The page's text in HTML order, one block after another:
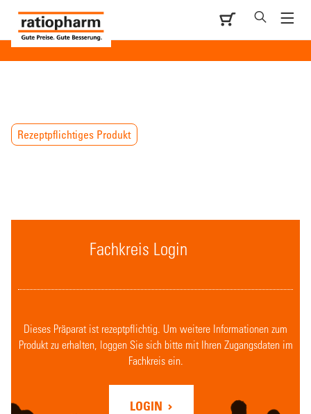
Rezeptpflichtiges Produkt
Fachkreis Login
Dieses Präparat ist rezeptpflichtig. Um weitere Informationen zum
Produkt zu erhalten, loggen Sie sich bitte mit Ihren Zugangsdaten im
Fachkreis ein.
LOGIN